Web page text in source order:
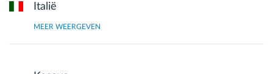
Italië
MEER WEERGEVEN